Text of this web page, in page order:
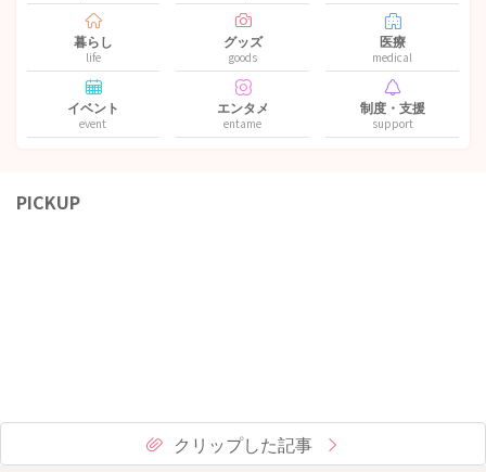
暮らし
life
グッズ
goods
医療
medical
イベント
event
エンタメ
entame
制度・支援
support
PICKUP
クリップした記事